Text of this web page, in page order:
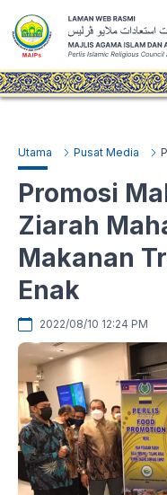
Utama Pusat Media
Promosi
Ziarah
Makanan
Enak
2022/08/10 12:24 PM